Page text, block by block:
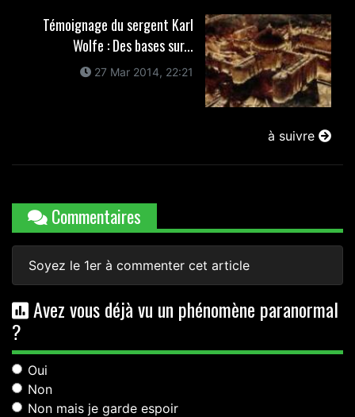
Témoignage du sergent Karl
Wolfe : Des bases sur...
27 Mar 2014, 22:21
à suivre
Commentaires
Soyez le 1er à commenter cet article
Avez vous déjà vu un phénomène paranormal
?
Oui
Non
Non mais je garde espoir